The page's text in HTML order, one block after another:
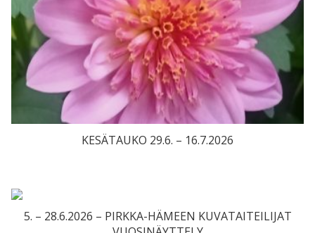
KESÄTAUKO 29.6. – 16.7.2026
5. – 28.6.2026 – PIRKKA-HÄMEEN KUVATAITEILIJAT